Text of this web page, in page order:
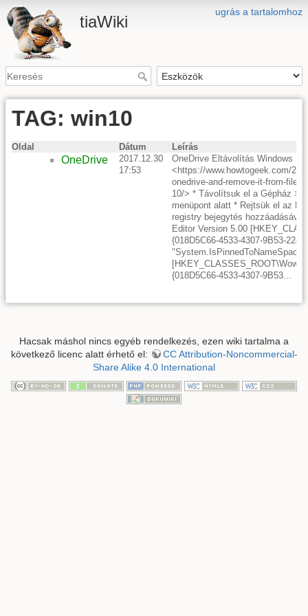
ugrás a tartalomhoz
tiaWiki
TAG: win10
Oldal Dátum Leírás
OneDrive
2017.12.30
17:53
OneDrive Eltávolítás Windows
<https://www.howtogeek.com/
onedrive-and-remove-it-from-file-
10/> * Távolítsuk el a Gépház >>
menüpont alatt * Rejtsük el az
registry bejegytés
Editor Version 5.00
{018D5C66-4533-4307-9B53-
{018D5C66-4533-4307-9B53…
Hacsak máshol nincs egyéb rendelkezés, ezen wiki tartalma a
következő licenc alatt érhető el:
CC Attribution-Noncommercial-
Share Alike 4.0 International